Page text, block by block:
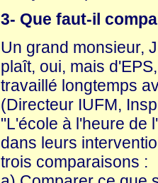
3- Que faut-il
Un grand monsieur,
plaît, oui, mais
travaillé longtemps
(Directeur IUFM,
"L'école à l'heure de
dans leurs
trois comparaisons :